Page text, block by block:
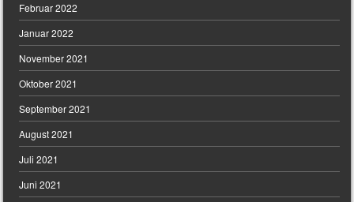
Februar 2022
Januar 2022
November 2021
Oktober 2021
September 2021
August 2021
Juli 2021
Juni 2021